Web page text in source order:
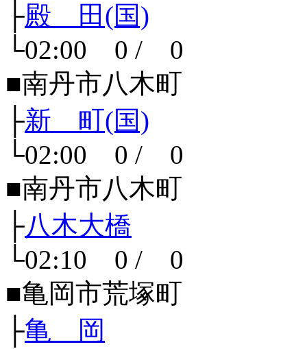
├殿 田(国)
└02:00 0 / 0
■南丹市八木町
├新 町(国)
└02:00 0 / 0
■南丹市八木町
├八木大橋
└02:10 0 / 0
■亀岡市荒塚町
├亀 岡